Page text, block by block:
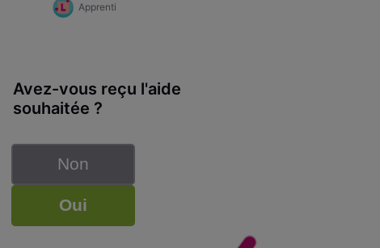
Apprenti
Avez-vous reçu l'aide
souhaitée ?
Non
Oui